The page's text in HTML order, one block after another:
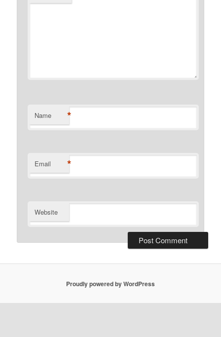
Name *
Email *
Website
Proudly powered by WordPress